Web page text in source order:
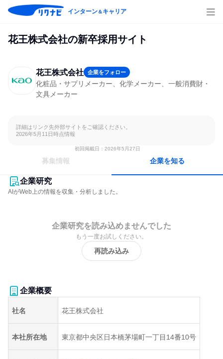
インターン＆キャリア
花王株式会社の新卒採用サイト
花王株式会社 企業をフォロー
化粧品・サプリメーカー、化学メーカー、一般消費財・
文具メーカー
詳細はリンク先外部サイトをご確認ください。
2026年5月11日時点情報
初回掲載日：2026年5月27日
募集情報 企業を知る
企業研究
AIがWeb上の情報を収集・分析しました。
企業研究を読み込めませんでした
もう一度お試しください。
再読み込み
企業概要
社名 花王株式会社
本社所在地 東京都中央区日本橋茅場町一丁目14番10号